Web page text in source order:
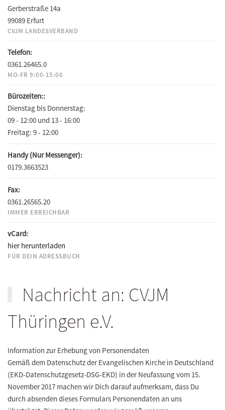
Gerberstraße 14a
99089 Erfurt
CVJM LANDESVERBAND
Telefon:
0361.26465.0
MO-FR 9:00-15:00
Bürozeiten::
Dienstag bis Donnerstag:
09 - 12:00 und 13 - 16:00
Freitag: 9 - 12:00
Handy (Nur Messenger):
0179.3663523
Fax:
0361.26565.20
IMMER ERREICHBAR
vCard:
hier herunterladen
FÜR DEIN ADRESSBUCH
Nachricht an: CVJM
Thüringen e.V.
Information zur Erhebung von Personendaten
Gemäß dem Datenschutz der Evangelischen Kirche in Deutschland
(EKD-Datenschutzgesetz-DSG-EKD) in der Neufassung vom 15.
November 2017 machen wir Dich darauf aufmerksam, dass Du
durch absenden dieses Formulars Personendaten an uns